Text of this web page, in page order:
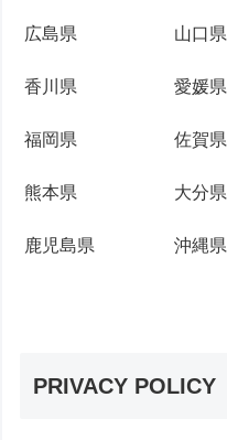
広島県 山口県
香川県 愛媛県
福岡県 佐賀県
熊本県 大分県
鹿児島県 沖縄県
PRIVACY POLICY